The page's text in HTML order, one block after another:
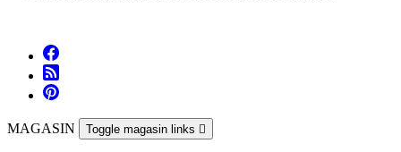
MAGASIN Toggle magasin links 